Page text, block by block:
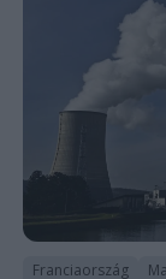
Franciaország